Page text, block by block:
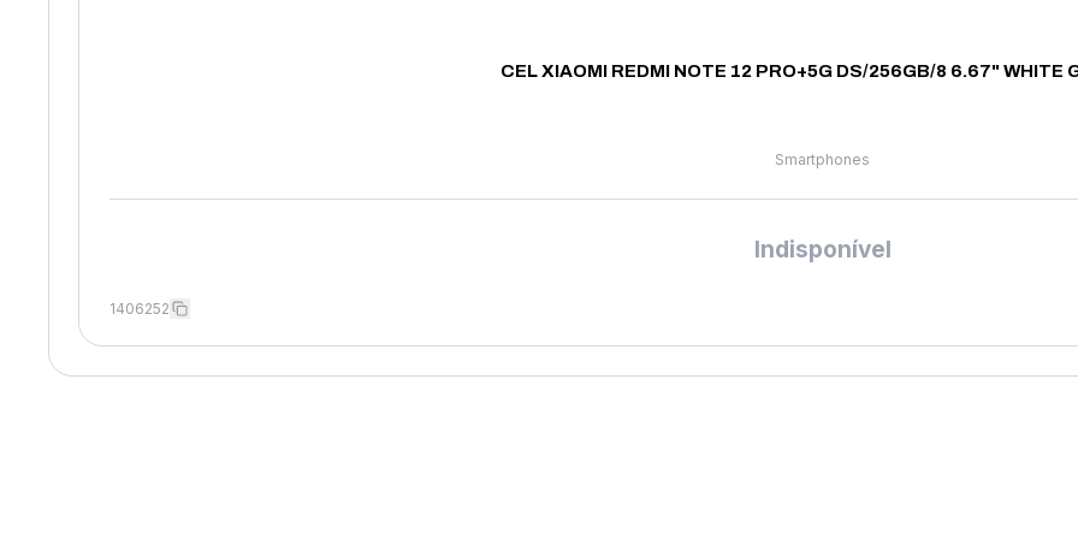
CEL XIAOMI REDMI NOTE 12 PRO+5G DS/256GB/8 6.67" WHITE
Smartphones
Indisponível
1406252